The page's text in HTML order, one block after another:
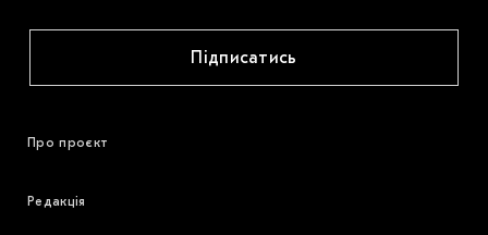
Підписатись
Про проєкт
Редакція